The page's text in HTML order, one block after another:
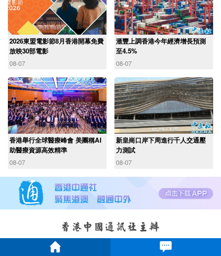
2026東盟電影節8月香港開幕免費
放映30部電影
08-07
滙豐上調香港今年經濟增長預測
至4.5%
08-07
香港舉行全球醫療峰會 美團稱AI
助醫療資源高效精準
08-07
新皇崗口岸下周進行千人交通壓
力測試
08-07